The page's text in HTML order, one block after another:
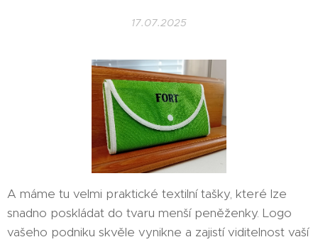
17.07.2025
A máme tu velmi praktické textilní tašky, které lze
snadno poskládat do tvaru menší peněženky. Logo
vašeho podniku skvěle vynikne a zajistí viditelnost vaší